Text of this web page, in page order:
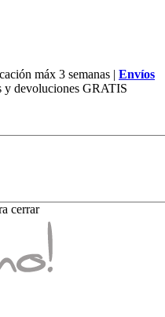
máx 3 semanas | Envíos
y devoluciones GRATIS
cerrar